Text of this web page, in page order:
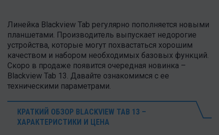
Линейка Blackview Tab регулярно пополняется новыми
планшетами. Производитель выпускает недорогие
устройства, которые могут похвастаться хорошим
качеством и набором необходимых базовых функций.
Скоро в продаже появится очередная новинка –
Blackview Tab 13. Давайте ознакомимся с ее
техническими параметрами.
КРАТКИЙ ОБЗОР BLACKVIEW TAB 13 –
ХАРАКТЕРИСТИКИ И ЦЕНА